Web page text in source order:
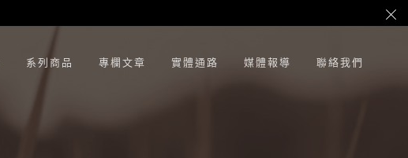
系列商品 專欄文章 實體通路 媒體報導 聯絡我們